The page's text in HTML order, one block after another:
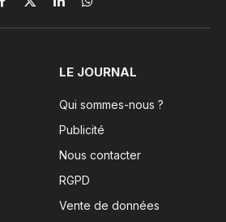
Facebook
X
(Twitter)
LinkedInWhatsApp
LE JOURNAL
Qui sommes-nous ?
Publicité
Nous contacter
RGPD
Vente de données